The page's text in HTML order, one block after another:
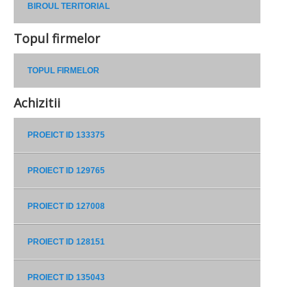
BIROUL TERITORIAL
Topul firmelor
TOPUL FIRMELOR
Achizitii
PROEICT ID 133375
PROIECT ID 129765
PROIECT ID 127008
PROIECT ID 128151
PROIECT ID 135043